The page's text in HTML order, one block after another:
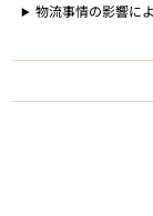
物流事情の影響に